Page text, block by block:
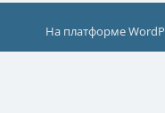
На платформе